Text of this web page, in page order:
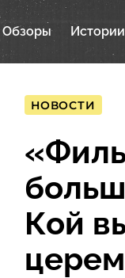
Обзоры Истории
НОВОСТИ
Кой